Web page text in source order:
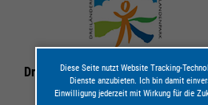
DreiländerparkDiese Seite nutzt Website Tracking-
Dienste anzubieten. Ich bin damit
Einwilligung jederzeit mit Wirkung für die